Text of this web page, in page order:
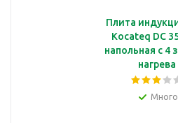
Плита
Kocateq DC
напольная с 4
нагрева
Много